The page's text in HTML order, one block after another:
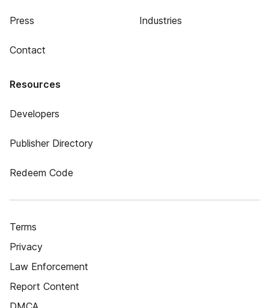
Press
Contact
Industries
Resources
Developers
Publisher Directory
Redeem Code
Terms
Privacy
Law Enforcement
Report Content